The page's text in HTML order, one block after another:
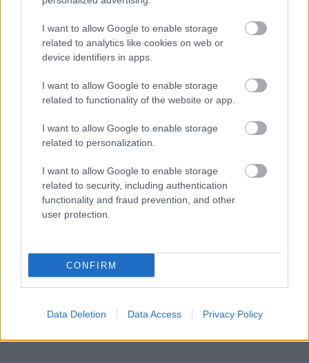
I want to allow Google to enable storage
related to analytics like cookies on web or
device identifiers in apps.
I want to allow Google to enable storage
related to functionality of the website or app.
I want to allow Google to enable storage
related to personalization.
I want to allow Google to enable storage
related to security, including authentication
functionality and fraud prevention, and other
user protection.
CONFIRM
Data Deletion Data Access Privacy Policy
olyan csendes a város, de még a
belváros is, hogy szinte hihetetlen.
Aztán úgy három óra után hajnalban
már van mozgás: jönnek a kenyeres és
tejes kocsik, aztán megindulnak korai
kereskedők és már reggel van, hirtelen
zajos lesz a város.
- Utasok?
- Van, aki beszélget, mert gondja van,
vagy mert örül valaminek, vagy éppen
hallgat. De a legjobb utas az, aki úgy
köszön el, hogy "jó munkát, jó éjszakát..."